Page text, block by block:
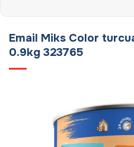
Email Miks Color
0.9kg 323765